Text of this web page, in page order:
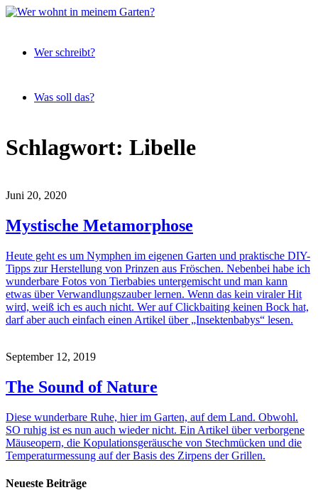
wohnt
meinem
vor der
Terrassentür
Wer schreibt?
Was soll das?
Skip
to
Schlagwort: Libelle
Juni 20, 2020
Mystische Metamorphose
Heute geht es um Nymphen im eigenen Garten und praktische DIY-
Tipps zur Herstellung von Prinzen aus Fröschen. Nebenbei habe ich
wunderbare Fotos von Tierbabies untergemischt und man kann
etwas über Verwandlungszauber lernen. Wenn das kein viraler Hit
wird, weiß ich es auch nicht. Wer auf Clickbaiting keinen Bock hat,
darf aber auch einfach einen Artikel über „Insektenbabys“ lesen.
September 12, 2019
The Sound of Nature
Diese wunderbare Ruhe, hier im Garten, auf dem Land. Obwohl.
SO ruhig ist es nun auch wieder nicht. Ein Artikel über verborgene
Mäuseopern, die Kopulationsgeräusche von Stechmücken und die
Temperaturmessung auf der Basis des Zirpens der Grillen.
Neueste Beiträge